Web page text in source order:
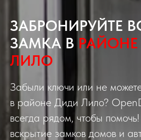
ЗАБРОНИРУЙТЕ
ЗАМКА В
ЛИЛО
Забыли ключи или не
в районе Диди Лило?
всегда рядом, чтобы
вскрытие замков домов и